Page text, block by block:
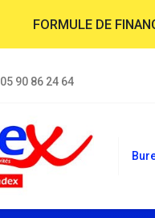
FORMULE DE
05 90 86 24 64